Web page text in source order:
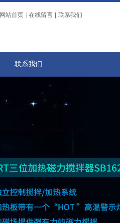
网站首页 在线留言 联系我们
联系我们